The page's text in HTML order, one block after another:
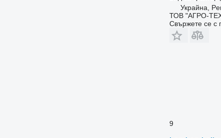
Украйна,
ТОВ "АГРО-
Свържете се с
9